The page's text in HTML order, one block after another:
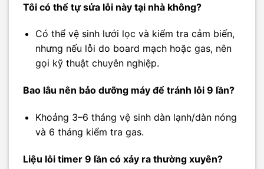
Tôi có thể tự sửa lỗi này tại nhà không?
Có thể vệ sinh lưới lọc và kiểm tra cảm biến,
nhưng nếu lỗi do board mạch hoặc gas, nên
gọi kỹ thuật chuyên nghiệp.
Bao lâu nên bảo dưỡng máy để tránh lỗi 9 lần?
Khoảng 3–6 tháng vệ sinh dàn lạnh/dàn nóng
và 6 tháng kiểm tra gas.
Liệu lỗi timer 9 lần có xảy ra thường xuyên?